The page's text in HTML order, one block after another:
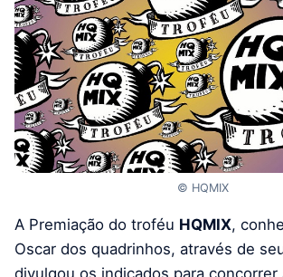
© HQMIX
A Premiação do troféu HQMIX,
Oscar dos quadrinhos, através de
divulgou os indicados para concorrer